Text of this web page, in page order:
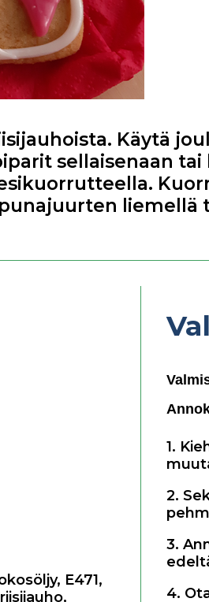
Käytä
sellaisenaan tai
liemellä
, E471,
riisijauho,
1.
2.
3.
4.